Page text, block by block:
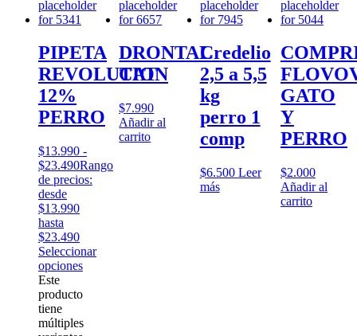
PIPETA
REVOLUTION
12%
PERRO
$13.990 -
$23.490Rango
de precios:
desde
$13.990
hasta
$23.490
Seleccionar
opciones
Este
producto
tiene
múltiples
DRONTAL
CAT
$7.990
Añadir al
carrito
Credelio
2,5 a 5,5
kg
perro 1
comp
$6.500 Leer
más
GATO
Y
PERRO
$2.000
Añadir al
carrito